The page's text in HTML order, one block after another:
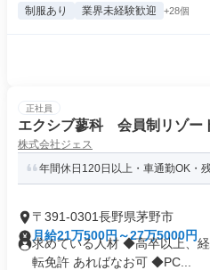
制服あり 業界未経験歓迎 +28個
正社員
エクシブ蓼科 会員制リゾー
株式会社ジェス
年間休日120日以上・車通勤OK・
〒391-0301長野県茅野市
月給21万500円～27万5000円
求めている人材 ◆高卒以上、
転免許 あればなお可 ◆PC...